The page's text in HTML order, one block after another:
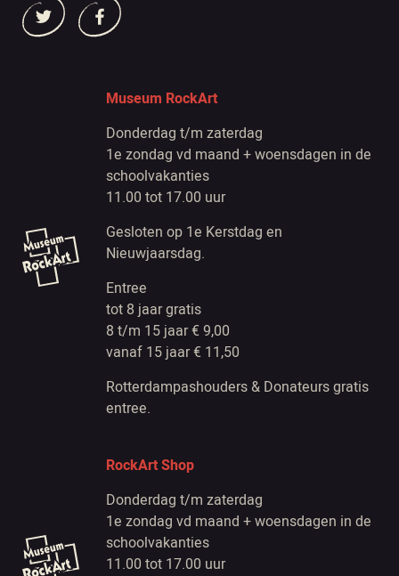
Museum RockArt
Donderdag t/m zaterdag
1e zondag vd maand + woensdagen in de
schoolvakanties
11.00 tot 17.00 uur
Gesloten op 1e Kerstdag en
Nieuwjaarsdag.
Entree
tot 8 jaar gratis
8 t/m 15 jaar € 9,00
vanaf 15 jaar € 11,50
Rotterdampashouders & Donateurs gratis
entree.
RockArt Shop
Donderdag t/m zaterdag
1e zondag vd maand + woensdagen in de
schoolvakanties
11.00 tot 17.00 uur